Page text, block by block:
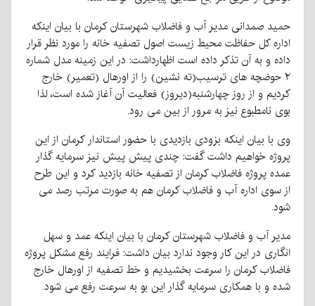
حمید صمدانی مدیر آب و فاضلاب شهرستان کرمان با بیان اینکه
اداره کل حفاظت محیط زیست اصول تصفیه خانه را مورد نظر قرار
داده و به آن تذکر داده است اظهارداشت: در این زمینه مدل شماره
۲ حوضچه های ترسیب(ته نشین) را از اورهال (تعمیر) خارج
کردیم و از روز چهارشنبه(دیروز) فعالیت آن آغاز شده است، لذا
بوی نامطبوع نیز به مرور از بین می رود.
وی با بیان اینکه بزودی بازدیدی با حضور استاندار کرمان از این
پروژه خواهیم داشت گفت: چندی پیش پیش نیز سرمایه گذار
عمده پروژه فاضلاب کرمان از تصفیه خانه بازدید کرد و این طرح
از سوی اداره آب و فاضلاب کرمان هم به صورت مرتب رصد می
شود.
مدیر آب و فاضلاب شهرستان کرمان با بیان اینکه عمد و سهل
انگاری در این کار وجود ندارد بیان داشت: فرایند رفع مشکل پروژه
فاضلاب کرمان را سرعت بخشیدیم و خط تصفیه از اورهال خارج
شده و با همکاری سرمایه گذار این بو به سرعت رفع می شود.